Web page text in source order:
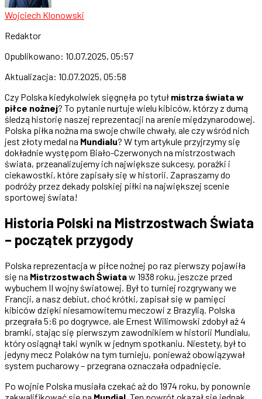
Wojciech Klonowski
Redaktor
Opublikowano: 10.07.2025, 05:57
Aktualizacja: 10.07.2025, 05:58
Czy Polska kiedykolwiek sięgnęła po tytuł mistrza świata w
piłce nożnej? To pytanie nurtuje wielu kibiców, którzy z dumą
śledzą historię naszej reprezentacji na arenie międzynarodowej.
Polska piłka nożna ma swoje chwile chwały, ale czy wśród nich
jest złoty medal na Mundialu? W tym artykule przyjrzymy się
dokładnie występom Biało-Czerwonych na mistrzostwach
świata, przeanalizujemy ich największe sukcesy, porażki i
ciekawostki, które zapisały się w historii. Zapraszamy do
podróży przez dekady polskiej piłki na największej scenie
sportowej świata!
Historia Polski na Mistrzostwach Świata
– początek przygody
Polska reprezentacja w piłce nożnej po raz pierwszy pojawiła
się na Mistrzostwach Świataw 1938 roku, jeszcze przed
wybuchem II wojny światowej. Był to turniej rozgrywany we
Francji, a nasz debiut, choć krótki, zapisał się w pamięci
kibiców dzięki niesamowitemu meczowi z Brazylią. Polska
przegrała 5:6 po dogrywce, ale Ernest Wilimowski zdobył aż 4
bramki, stając się pierwszym zawodnikiem w historii Mundialu,
który osiągnął taki wynik w jednym spotkaniu. Niestety, był to
jedyny mecz Polaków na tym turnieju, ponieważ obowiązywał
system pucharowy – przegrana oznaczała odpadnięcie.
Po wojnie Polska musiała czekać aż do 1974 roku, by ponownie
zakwalifikować się na Mundial . Ten powrót okazał się jednak